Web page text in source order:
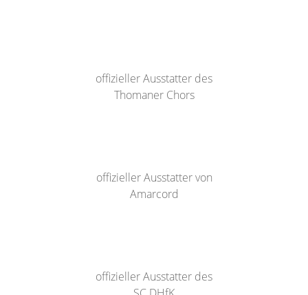
offizieller Ausstatter des
Thomaner Chors
offizieller Ausstatter von
Amarcord
offizieller Ausstatter des